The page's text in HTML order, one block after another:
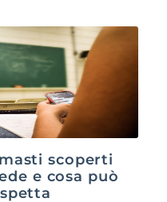
scoperti
e cosa può